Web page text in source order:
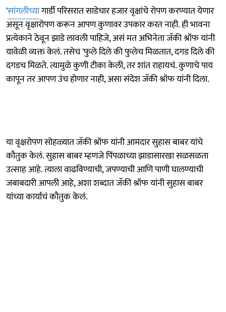
'सांगलीच्यागार्डी परिसरात साडेचार हजार वृक्षांचे रोपण करण्यात येणार
असून वृक्षारोपण करून आपण कुणावर उपकार करत नाही. ही भावना
प्रत्येकाने ठेवून झाडे लावली पाहिजे, असं मत अभिनेता जॅकी श्रॉफ यांनी
यावेळी व्यक्त केलं. तसेच 'फुले दिले की फुलेच मिळतात, दगड दिले की
दगडच मिळते. त्यामुळे कुणी टीका केली, तर शांत राहायचं. कुणाचे पाय
कापून तर आपण उंच होणार नाही, असा संदेश जॅकी श्रॉफ यांनी दिला.
या वृक्षरोपण सोहळ्यात जॅकी श्रॉफ यांनी आमदार सुहास बाबर यांचे
कौतुक केलं. सुहास बाबर म्हणजे पिंपळाच्या झाडासारखा सळसळता
उत्साह आहे. त्याला वाढविण्याची, जपण्याची आणि पाणी घालण्याची
जबाबदारी आपली आहे, अशा शब्दात जॅकी श्रॉफ यांनी सुहास बाबर
यांच्या कार्याचं कौतुक केलं.